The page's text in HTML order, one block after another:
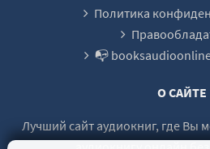
Путь ариев: Украина в духовной
Путь ариев: Украина в духовной
Путь ариев: Украина в духовной
Политика
📭
О САЙТЕ
Лучший сайт аудиокниг, где Вы